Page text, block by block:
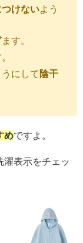
けないよう
ます。
にして 陰干
めですよ。
濯表示をチェッ